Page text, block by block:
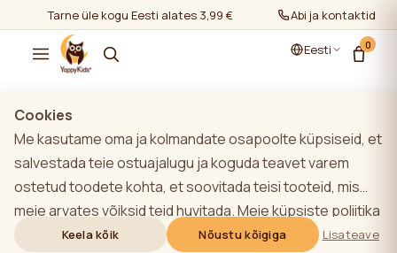
Tarne üle kogu Eesti alates 3,99 € Abi ja kontaktid
Eesti 0
Cookies
Me kasutame oma ja kolmandate osapoolte küpsiseid, et
salvestada teie ostuajalugu ja koguda teavet varem
ostetud toodete kohta, et soovitada teisi tooteid, mis
meie arvates võiksid teid huvitada. Meie küpsiste poliitika
kohta lisateabe saamiseks klõpsake nupule "Lisateave".
Keela kõik Nõustu kõigiga Lisateave